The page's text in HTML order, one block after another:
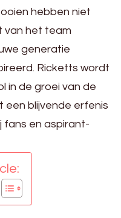
hebben niet
van het team
generatie
Ricketts wordt
in de groei van de
een blijvende erfenis
fans en aspirant-